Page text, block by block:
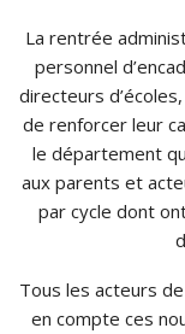
La rentrée
personnel
directeurs
de renforcer leur
le département
aux parents et
par cycle dont
Tous les acteurs
en compte ces